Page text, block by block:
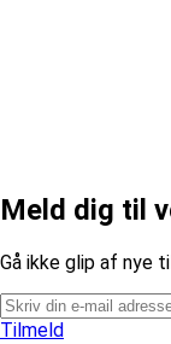
Meld dig til
​Gå ikke glip af nye
Tilmeld